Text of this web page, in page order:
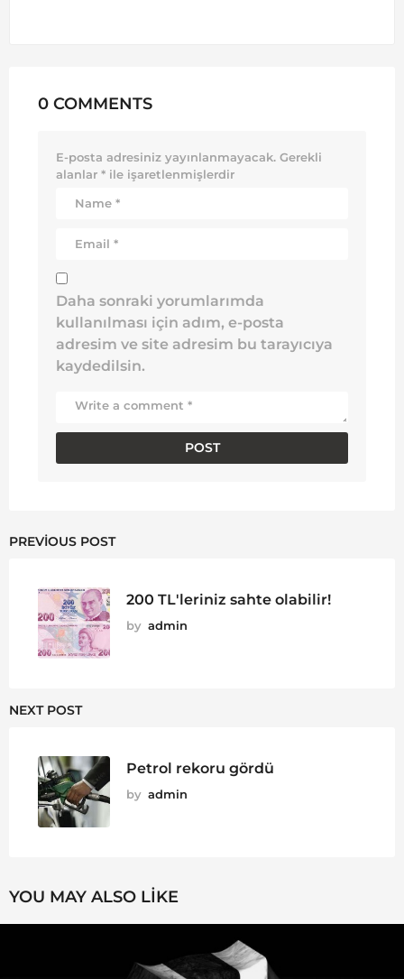
0 COMMENTS
E-posta adresiniz yayınlanmayacak. Gerekli
alanlar * ile işaretlenmişlerdir
Daha sonraki yorumlarımda
kullanılması için adım, e-posta
adresim ve site adresim bu tarayıcıya
kaydedilsin.
PREVIOUS POST
200 TL'leriniz sahte olabilir!
by admin
NEXT POST
Petrol rekoru gördü
by admin
YOU MAY ALSO LIKE